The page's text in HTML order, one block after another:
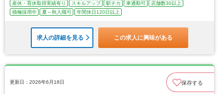
産休・育休取得実績有り
スキルアップ 駅チカ 車通勤可
店舗数30以上
積極採用中
夏～秋入職可 年間休日120日以上
求人の詳細を見る この求人に興味がある
更新日：2026年6月18日 保存する